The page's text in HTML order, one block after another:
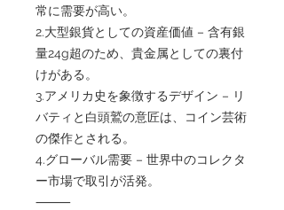
常に需要が高い。
2.大型銀貨としての資産価値 – 含有銀
量24g超のため、貴金属としての裏付
けがある。
3.アメリカ史を象徴するデザイン – リ
バティと白頭鷲の意匠は、コイン芸術
の傑作とされる。
4.グローバル需要 – 世界中のコレクタ
ー市場で取引が活発。
⸻